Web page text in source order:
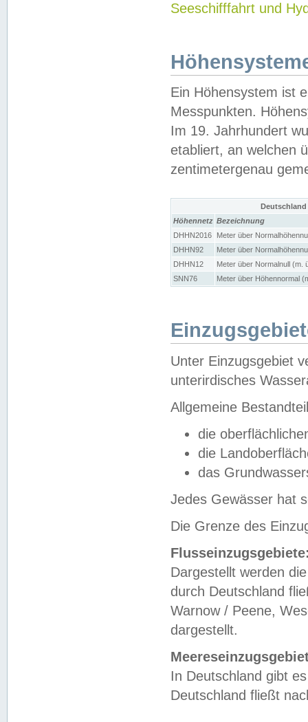
Seeschifffahrt und
Ein Höhensystem ist
Messpunkten.
Im 19. Jahrhundert
etabliert, an welchen
zentimetergenau
Höhennetz Bezeichnung
DHHN2016
Meter über
DHHN92
Meter über
DHHN12
Meter über Normalnull (m.
SNN76
Meter über Höhennormal
Unter Einzugsgebiet
unterirdisches
Allgemeine
die
die
das
Jedes Gewässer hat
Die Grenze des
Dargestellt werden
durch Deutschland
Warnow / Peene,
dargestellt.
In Deutschland gibt
Deutschland fließt